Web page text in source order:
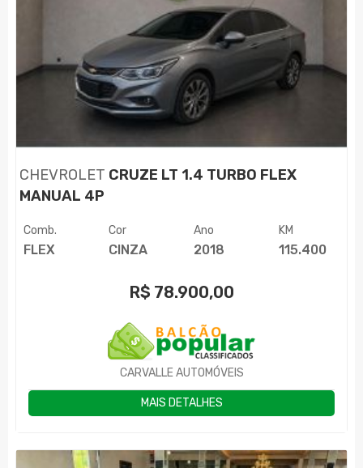
CHEVROLET CRUZE LT 1.4 TURBO FLEX
MANUAL 4P
Comb.
FLEX
Cor
CINZA
Ano
2018
KM
115.400
R$ 78.900,00
CARVALLE AUTOMÓVEIS
MAIS DETALHES